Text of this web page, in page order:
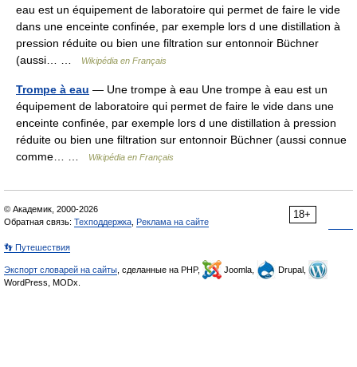
eau est un équipement de laboratoire qui permet de faire le vide
dans une enceinte confinée, par exemple lors d une distillation à
pression réduite ou bien une filtration sur entonnoir Büchner
(aussi… …
Wikipédia en Français
Trompe à eau — Une trompe à eau Une trompe à eau est un
équipement de laboratoire qui permet de faire le vide dans une
enceinte confinée, par exemple lors d une distillation à pression
réduite ou bien une filtration sur entonnoir Büchner (aussi connue
comme… …
Wikipédia en Français
18+
© Академик, 2000-2026
Обратная связь: Техподдержка Реклама на сайте
👣 Путешествия
Экспорт словарей на сайты , сделанные на PHP, Joomla,
Drupal,
WordPress, MODx.